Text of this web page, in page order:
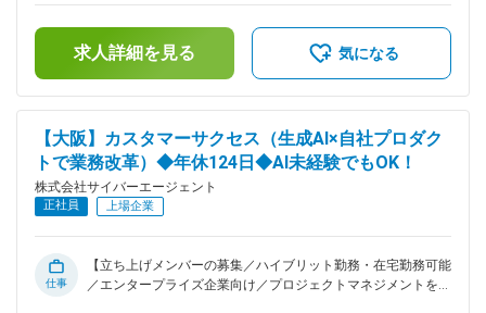
まで一貫して担当します。デジタル広告のノウハウを活用し、
リアル広告市場のDX推進に携わる仕事です。 ■業務詳細 ・日
本全国のOOH広告枠に関する媒体社や地方代理店への問い合
わせ・交渉 ・各地域や媒体独自のルール・商習慣の把握、最
トの大型プロモーション案件のプランニングおよび運用 ・全
国主要都市における拠点や支社立ち上げプロセスのサポート
・複数案件の同時進行に対応するマルチタスク管理と実行推進
■扱うサービス 屋外広告・交通広告枠の仕入れ・販売、最先端
のデータ活用によるソリューション提案 ■業務の魅力 自らの
裁量で仕組みやチームを創り上げることができ、市場規模数十
体制 OJTや先輩社員のサポートを受けながら、リアル広告や
デジタル広告の知見を習得可能です。 ■就業環境 原則週3日出
有無＞有＜残業手当＞有＜給与補足＞年収には通常残業手当
80時間分が含まれています。・月間インセンティブ・査定：
年2回※年収上限以上に関しては別途検討可能賃金はあくまで
す。月給(月額)は固定手当を含めた表記です。
求人詳細を見る 気になる
【大阪】カスタマーサクセス（生成AI×自社プロダク
トで業務改革）◆年休124日◆AI未経験でもOK！
株式会社サイバーエージェント
正社員 上場企業
仕事
【立ち上げメンバーの募集／ハイブリット勤務・在宅勤務可能
／エンタープライズ企業向け／プロジェクトマネジメントをリ